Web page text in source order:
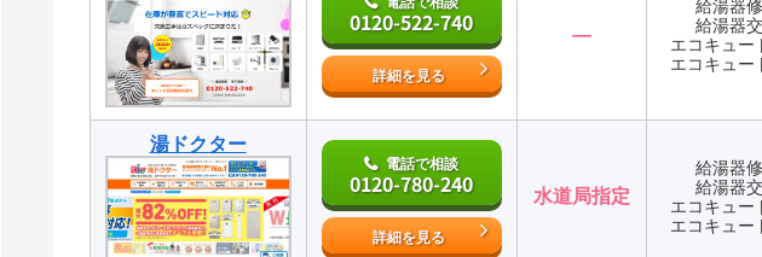
0120-522-740
詳細を見る
―
給湯器
給湯器
エコキュ
エコキュ
湯ドクター
電話で相談
0120-780-240
詳細を見る
水道局指定
給湯器
給湯器
エコキュ
エコキュ